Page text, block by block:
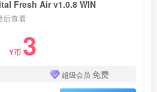
Fresh Air v1.0.8 WIN
后查看
Y币 3
超级会员 免费